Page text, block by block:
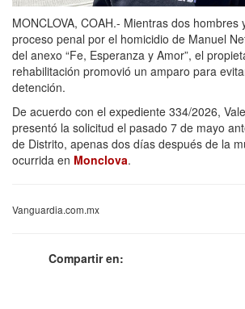
MONCLOVA, COAH.- Mientras dos hombres
proceso penal por el homicidio de Manuel
del anexo “Fe, Esperanza y Amor”, el
rehabilitación promovió un amparo para
detención.
De acuerdo con el expediente 334/2026,
presentó la solicitud el pasado 7 de mayo
de Distrito, apenas dos días después de la
ocurrida en Monclova.
Vanguardia.com.mx
Compartir en: